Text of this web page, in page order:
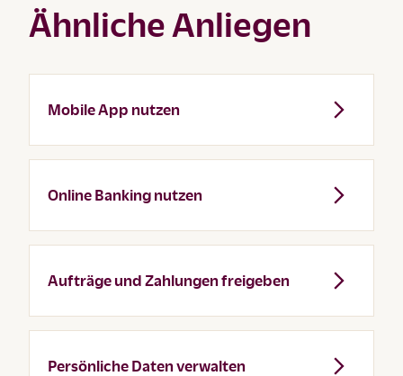
Ähnliche Anliegen
Mobile App nutzen
Online Banking nutzen
Aufträge und Zahlungen freigeben
Persönliche Daten verwalten